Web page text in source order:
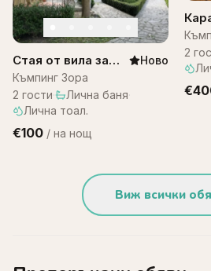
Стая от вила за
двама – къмпинг
Зора
Ново
Къмпинг Зора
2 гости· Лична баня·
Лична тоал.
€100 / на нощ
2
Виж всички